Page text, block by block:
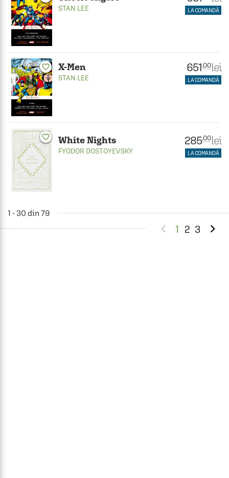
STAN LEE LA COMANDĂ
favorite_border X-Men
STAN LEE
651.00 lei
LA COMANDĂ
favorite_border White Nights
FYODOR DOSTOYEVSKY
285.00 lei
LA COMANDĂ
1 - 30 din 79
 1 2 3 